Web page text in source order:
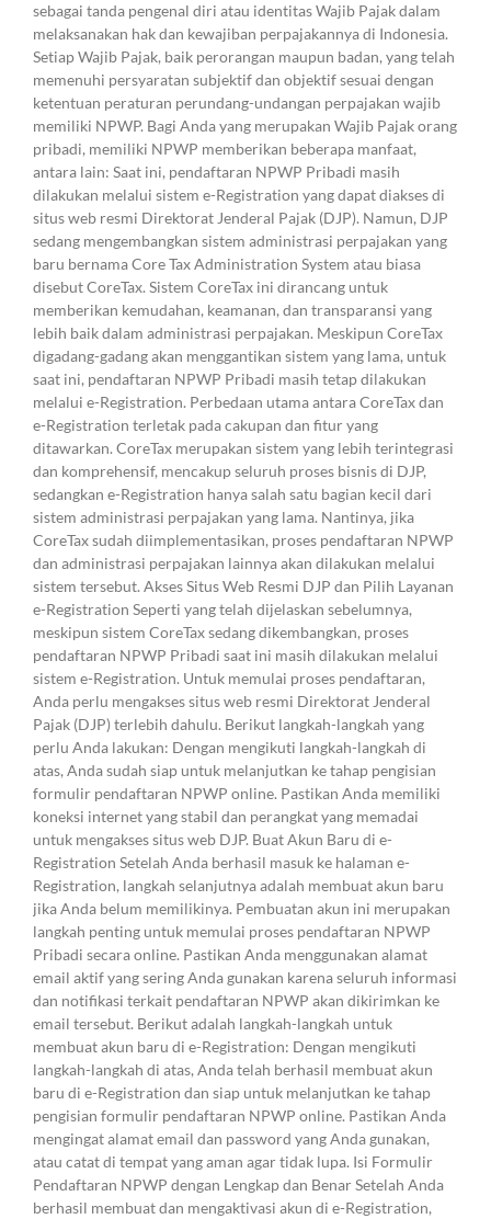
sebagai tanda pengenal diri atau identitas Wajib Pajak dalam
melaksanakan hak dan kewajiban perpajakannya di Indonesia.
Setiap Wajib Pajak, baik perorangan maupun badan, yang telah
memenuhi persyaratan subjektif dan objektif sesuai dengan
ketentuan peraturan perundang-undangan perpajakan wajib
memiliki NPWP. Bagi Anda yang merupakan Wajib Pajak orang
pribadi, memiliki NPWP memberikan beberapa manfaat,
antara lain: Saat ini, pendaftaran NPWP Pribadi masih
dilakukan melalui sistem e-Registration yang dapat diakses di
situs web resmi Direktorat Jenderal Pajak (DJP). Namun, DJP
sedang mengembangkan sistem administrasi perpajakan yang
baru bernama Core Tax Administration System atau biasa
disebut CoreTax. Sistem CoreTax ini dirancang untuk
memberikan kemudahan, keamanan, dan transparansi yang
lebih baik dalam administrasi perpajakan. Meskipun CoreTax
digadang-gadang akan menggantikan sistem yang lama, untuk
saat ini, pendaftaran NPWP Pribadi masih tetap dilakukan
melalui e-Registration. Perbedaan utama antara CoreTax dan
e-Registration terletak pada cakupan dan fitur yang
ditawarkan. CoreTax merupakan sistem yang lebih terintegrasi
dan komprehensif, mencakup seluruh proses bisnis di DJP,
sedangkan e-Registration hanya salah satu bagian kecil dari
sistem administrasi perpajakan yang lama. Nantinya, jika
CoreTax sudah diimplementasikan, proses pendaftaran NPWP
dan administrasi perpajakan lainnya akan dilakukan melalui
sistem tersebut. Akses Situs Web Resmi DJP dan Pilih Layanan
e-Registration Seperti yang telah dijelaskan sebelumnya,
meskipun sistem CoreTax sedang dikembangkan, proses
pendaftaran NPWP Pribadi saat ini masih dilakukan melalui
sistem e-Registration. Untuk memulai proses pendaftaran,
Anda perlu mengakses situs web resmi Direktorat Jenderal
Pajak (DJP) terlebih dahulu. Berikut langkah-langkah yang
perlu Anda lakukan: Dengan mengikuti langkah-langkah di
atas, Anda sudah siap untuk melanjutkan ke tahap pengisian
formulir pendaftaran NPWP online. Pastikan Anda memiliki
koneksi internet yang stabil dan perangkat yang memadai
untuk mengakses situs web DJP. Buat Akun Baru di e-
Registration Setelah Anda berhasil masuk ke halaman e-
Registration, langkah selanjutnya adalah membuat akun baru
jika Anda belum memilikinya. Pembuatan akun ini merupakan
langkah penting untuk memulai proses pendaftaran NPWP
Pribadi secara online. Pastikan Anda menggunakan alamat
email aktif yang sering Anda gunakan karena seluruh informasi
dan notifikasi terkait pendaftaran NPWP akan dikirimkan ke
email tersebut. Berikut adalah langkah-langkah untuk
membuat akun baru di e-Registration: Dengan mengikuti
langkah-langkah di atas, Anda telah berhasil membuat akun
baru di e-Registration dan siap untuk melanjutkan ke tahap
pengisian formulir pendaftaran NPWP online. Pastikan Anda
mengingat alamat email dan password yang Anda gunakan,
atau catat di tempat yang aman agar tidak lupa. Isi Formulir
Pendaftaran NPWP dengan Lengkap dan Benar Setelah Anda
berhasil membuat dan mengaktivasi akun di e-Registration,